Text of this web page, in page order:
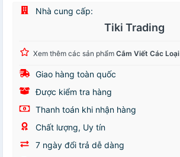
Nhà cung cấp:
Tiki Trading
Xem thêm các sản phẩm Cắm Viết Các Loại
Giao hàng toàn quốc
Được kiểm tra hàng
Thanh toán khi nhận hàng
Chất lượng, Uy tín
7 ngày đổi trả dễ dàng